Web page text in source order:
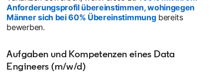
Anforderungsprofil übereinstimmen, wohingegen
Männer sich bei 60% Übereinstimmungopens in a new
bereits
bewerben.
Aufgaben und Kompetenzen eines Data
Engineers (m/w/d)